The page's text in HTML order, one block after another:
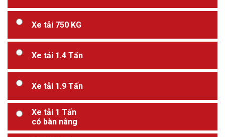
Xe tải 750 KG
Xe tải 1.4 Tấn
Xe tải 1.9 Tấn
Xe tải 1 Tấn
có bàn nâng